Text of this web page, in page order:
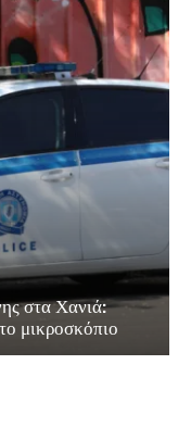
στα Χανιά:
μικροσκόπιο